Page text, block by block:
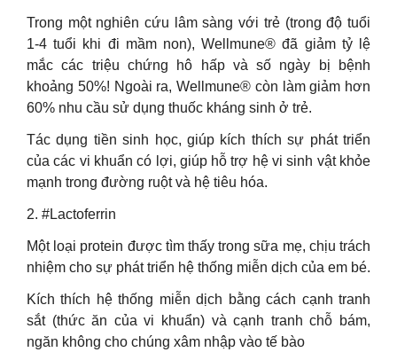
Trong một nghiên cứu lâm sàng với trẻ (trong độ tuổi
1-4 tuổi khi đi mầm non), Wellmune® đã giảm tỷ lệ
mắc các triệu chứng hô hấp và số ngày bị bệnh
khoảng 50%! Ngoài ra, Wellmune® còn làm giảm hơn
60% nhu cầu sử dụng thuốc kháng sinh ở trẻ.
Tác dụng tiền sinh học, giúp kích thích sự phát triển
của các vi khuẩn có lợi, giúp hỗ trợ hệ vi sinh vật khỏe
mạnh trong đường ruột và hệ tiêu hóa.
2. #Lactoferrin
Một loại protein được tìm thấy trong sữa mẹ, chịu trách
nhiệm cho sự phát triển hệ thống miễn dịch của em bé.
Kích thích hệ thống miễn dịch bằng cách cạnh tranh
sắt (thức ăn của vi khuẩn) và cạnh tranh chỗ bám,
ngăn không cho chúng xâm nhập vào tế bào